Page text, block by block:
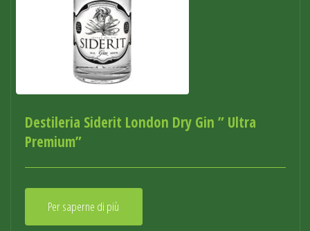
Destileria Siderit London Dry Gin ” Ultra
Premium”
Per saperne di più